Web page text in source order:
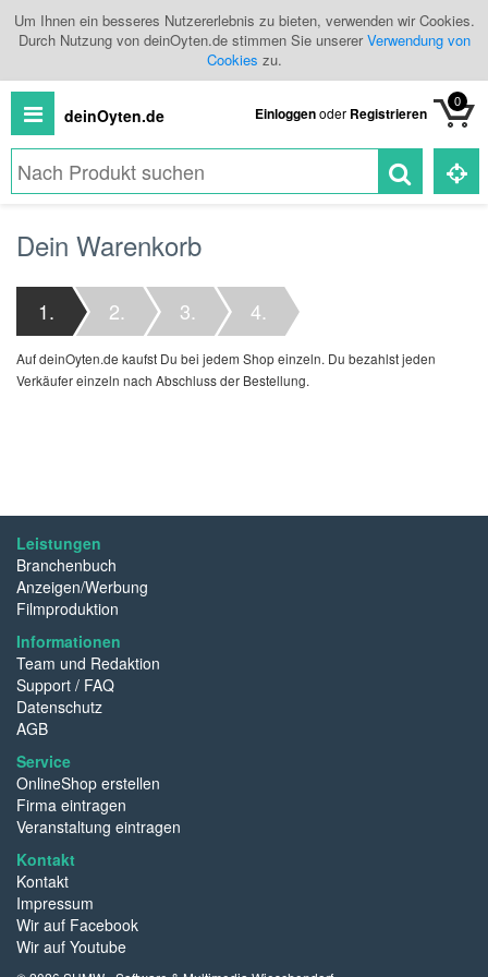
Um Ihnen ein besseres Nutzererlebnis zu bieten, verwenden wir Cookies.
Durch Nutzung von deinOyten.de stimmen Sie unsererVerwendung von
Cookies zu.
deinOyten.de Einloggenoder Registrieren
0
Produkte
Kategorien
Händlerübersicht
Branchenbuch
Dein Warenkorb
1. 2. 3. 4.
Auf deinOyten.de kaufst Du bei jedem Shop einzeln. Du bezahlst jeden
Verkäufer einzeln nach Abschluss der Bestellung.
Leistungen
Branchenbuch
Anzeigen/Werbung
Filmproduktion
Informationen
Team und Redaktion
Support / FAQ
Datenschutz
AGB
Service
OnlineShop erstellen
Firma eintragen
Veranstaltung eintragen
Kontakt
Kontakt
Impressum
Wir auf Facebook
Wir auf Youtube